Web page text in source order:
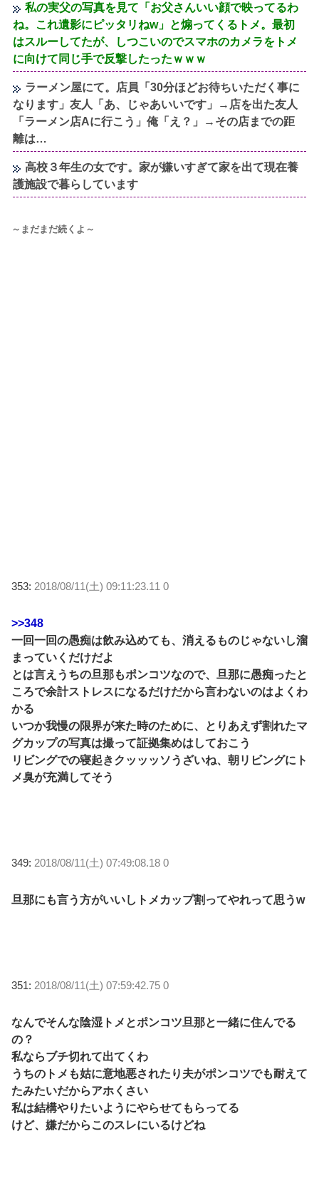
私の実父の写真を見て「お父さんいい顔で映ってるわ
ね。これ遺影にピッタリねw」と煽ってくるトメ。最初
はスルーしてたが、しつこいのでスマホのカメラをトメ
に向けて同じ手で反撃したったｗｗｗ
ラーメン屋にて。店員「30分ほどお待ちいただく事に
なります」友人「あ、じゃあいいです」→店を出た友人
「ラーメン店Aに行こう」俺「え？」→その店までの距
離は…
高校３年生の女です。家が嫌いすぎて家を出て現在養
護施設で暮らしています
～まだまだ続くよ～
353: 2018/08/11(土) 09:11:23.11 0
>>348
一回一回の愚痴は飲み込めても、消えるものじゃないし溜
まっていくだけだよ
とは言えうちの旦那もポンコツなので、旦那に愚痴ったと
ころで余計ストレスになるだけだから言わないのはよくわ
かる
いつか我慢の限界が来た時のために、とりあえず割れたマ
グカップの写真は撮って証拠集めはしておこう
リビングでの寝起きクッッッソうざいね、朝リビングにト
メ臭が充満してそう
349: 2018/08/11(土) 07:49:08.18 0
旦那にも言う方がいいしトメカップ割ってやれって思うw
351: 2018/08/11(土) 07:59:42.75 0
なんでそんな陰湿トメとポンコツ旦那と一緒に住んでる
の？
私ならブチ切れて出てくわ
うちのトメも姑に意地悪されたり夫がポンコツでも耐えて
たみたいだからアホくさい
私は結構やりたいようにやらせてもらってる
けど、嫌だからこのスレにいるけどね